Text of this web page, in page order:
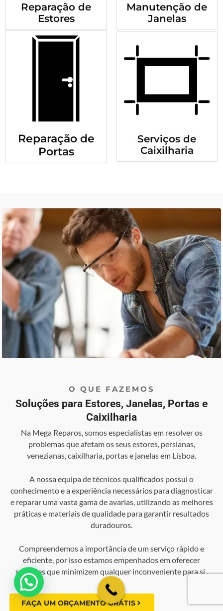
Reparação de
Estores
Manutenção de
Janelas
Reparação de
Portas
Serviços de
Caixilharia
O QUE FAZEMOS
Soluções para Estores, Janelas, Portas e
Caixilharia
Na Mega Reparos, somos especialistas em resolver os
problemas que afetam os seus estores, persianas,
venezianas, caixilharia, portas e janelas em Lisboa.
A nossa equipa de técnicos qualificados possui o
conhecimento e a experiência necessários para diagnosticar
e reparar uma vasta gama de avarias, utilizando as melhores
práticas e materiais de qualidade para garantir resultados
duradouros.
Compreendemos a importância de um serviço rápido e
eficiente, por isso estamos empenhados em oferecer
soluções que minimizem qualquer inconveniente para si .
FAÇA UM ORÇAMENTO GRÁTIS
💬 Como podemos ajudar?